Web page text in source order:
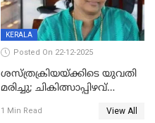
KERALA
Posted On 22-12-2025
ശസ്ത്രക്രിയയ്‌ക്കിടെ യുവതി
മരിച്ചു; ചികിത്സാപ്പിഴവ്
സംഭവം മാവേലിക്കരയിൽ
1 Min Read View All